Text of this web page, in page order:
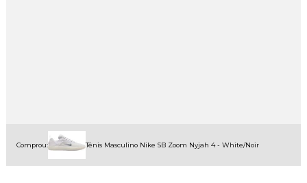
Comprou: Tênis Masculino Nike SB Zoom Nyjah 4 - White/Noir